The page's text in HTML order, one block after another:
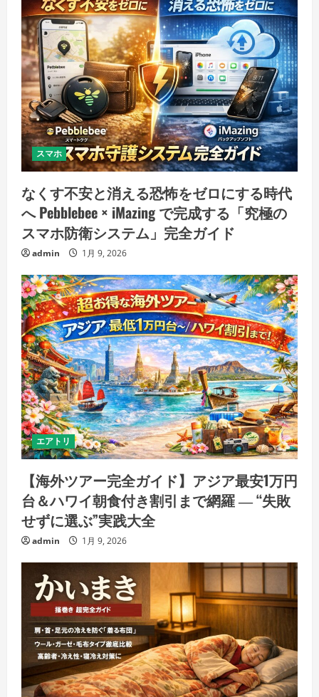
スマホ
なくす不安と消える恐怖をゼロにする時代
へ Pebblebee × iMazing で完成する「究極の
スマホ防衛システム」完全ガイド
admin 1月 9, 2026
エアトリ
【海外ツアー完全ガイド】アジア最安1万円
台＆ハワイ朝食付き割引まで網羅 ― “失敗
せずに選ぶ”実践大全
admin 1月 9, 2026